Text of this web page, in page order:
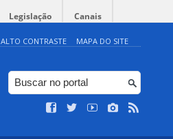
Legislação Canais
ALTO CONTRASTE MAPA DO SITE